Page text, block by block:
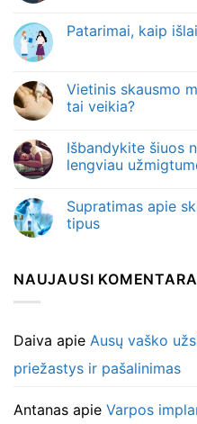
Patarimai, kaip
Vietinis skausmo
tai veikia?
Išbandykite šiuos
lengviau
Supratimas apie
tipus
NAUJAUSI
Daiva apie Ausų vaško
priežastys ir pašalinimas
Antanas apie Varpos